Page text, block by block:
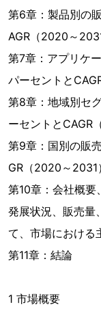
第6章：製品別の
AGR（2020～2031
第7章：アプリケ
パーセントと
第8章：地域別セ
ーセントとCAGR
第9章：国別の販
GR（2020～2031）
第10章：会社概要
発展状況、販売量
て、市場における
第11章：結論
1 市場概要